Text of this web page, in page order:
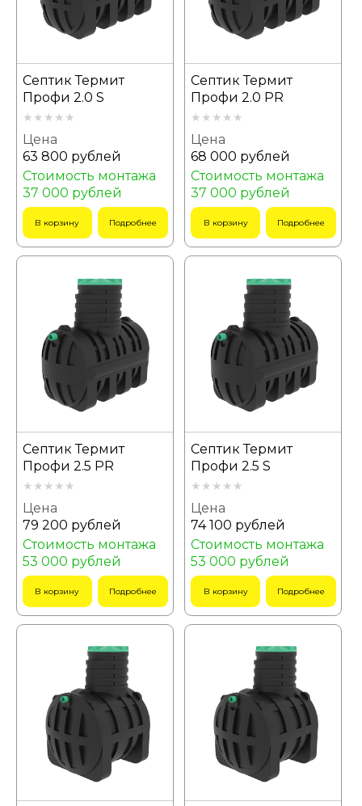
Септик Термит
Профи 2.0 S
Цена
63 800 рублей
Стоимость монтажа
37 000 рублей
В корзину Подробнее
Септик Термит
Профи 2.0 PR
Цена
68 000 рублей
Стоимость монтажа
37 000 рублей
В корзину Подробнее
Септик Термит
Профи 2.5 PR
Цена
79 200 рублей
Стоимость монтажа
53 000 рублей
В корзину Подробнее
Септик Термит
Профи 2.5 S
Цена
74 100 рублей
Стоимость монтажа
53 000 рублей
В корзину Подробнее